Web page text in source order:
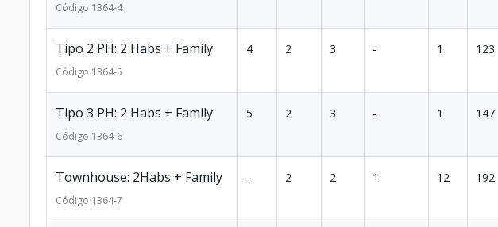
Código 1364-4
Tipo 2 PH: 2 Habs + Family
Código 1364-5
4 2 3 - 1 123
Tipo 3 PH: 2 Habs + Family
Código 1364-6
5 2 3 - 1 147
Townhouse: 2Habs + Family
Código 1364-7
- 2 2 1 12 192